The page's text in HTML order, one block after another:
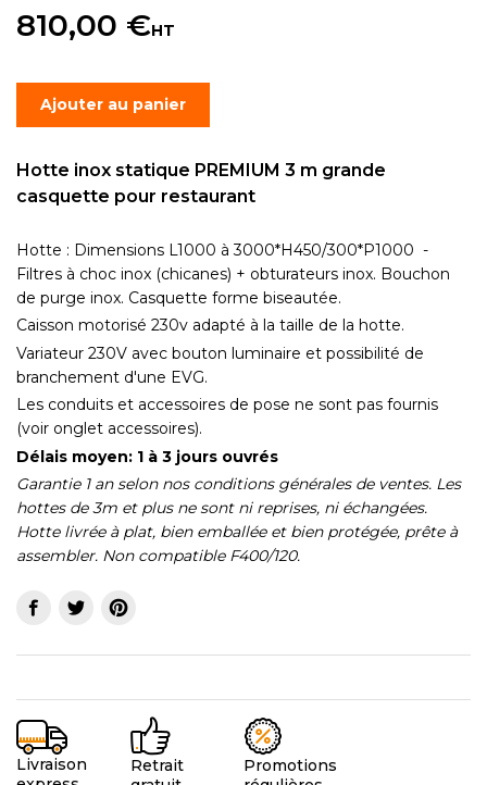
810,00 €HT
Ajouter au panier
Hotte inox statique PREMIUM 3 m grande
casquette pour restaurant
Hotte : Dimensions L1000 à 3000*H450/300*P1000 -
Filtres à choc inox (chicanes) + obturateurs inox. Bouchon
de purge inox. Casquette forme biseautée.
Caisson motorisé 230v adapté à la taille de la hotte.
Variateur 230V avec bouton luminaire et possibilité de
branchement d'une EVG.
Les conduits et accessoires de pose ne sont pas fournis
(voir onglet accessoires).
Délais moyen: 1 à 3 jours ouvrés
Garantie 1 an selon nos conditions générales de ventes. Les
hottes de 3m et plus ne sont ni reprises, ni échangées.
Hotte livrée à plat, bien emballée et bien protégée, prête à
assembler. Noncompatible F400/120.
Livraison
Retrait
Promotions